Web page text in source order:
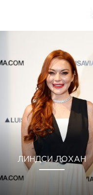
ЛИНДСИ ЛОХАН